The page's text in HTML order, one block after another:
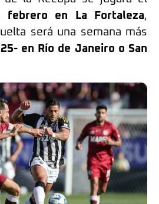
febrero en La Fortaleza,
será una semana más
en Río de Janeiro o San